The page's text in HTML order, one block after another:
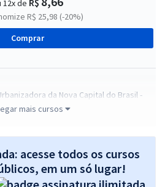
12x de R$
R$ 25,98 (-20%)
Comprar
da Nova Capital do Brasil -
Complementares para Todos os Cargos
25,99
R$ 77,98 (-20%)
Comprar
mais cursos
acesse todos os cursos
em um só lugar!